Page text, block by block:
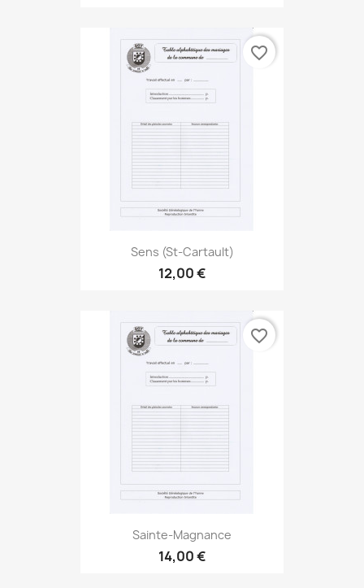
Sens (St-Cartault)
12,00 €
favorite_border
Sainte-Magnance
14,00 €
favorite_border